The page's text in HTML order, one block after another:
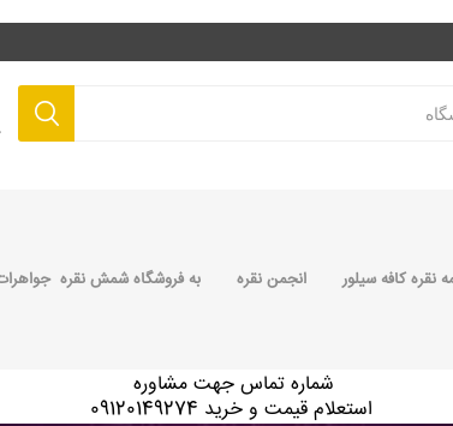
کافه سیلور انجمن نقره به فروشگاه شمش نقره
شماره تماس جهت مشاوره
استعلام قیمت و خرید 09120149274